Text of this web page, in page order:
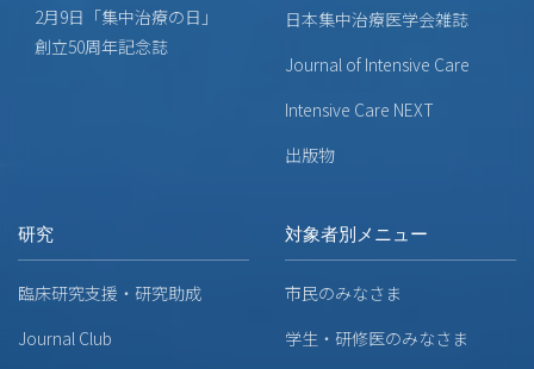
2月9日「集中治療の日」
創立50周年記念誌
日本集中治療医学会雑誌
Journal of Intensive Care
Intensive Care NEXT
出版物
研究
臨床研究支援・研究助成
Journal Club
対象者別メニュー
市民のみなさま
学生・研修医のみなさま